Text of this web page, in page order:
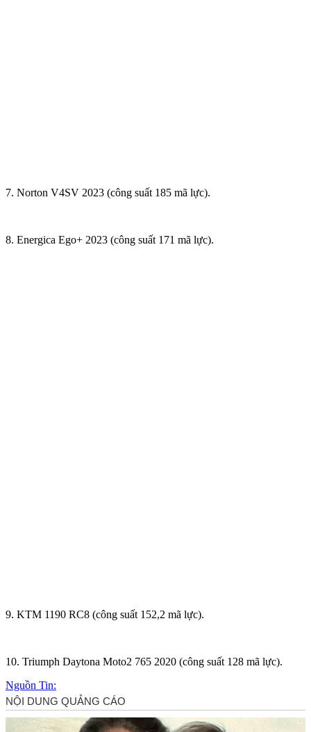
7. Norton V4SV 2023 (công suất 185 mã lực).
8. Energica Ego+ 2023 (công suất 171 mã lực).
9. KTM 1190 RC8 (công suất 152,2 mã lực).
10. Triumph Daytona Moto2 765 2020 (công suất 128 mã lực).
Nguồn Tin: